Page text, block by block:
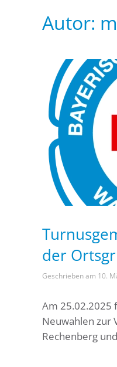
Autor:
der
Geschrieben am 10.
Am 25.02.2025
Neuwahlen zur
Rechenberg